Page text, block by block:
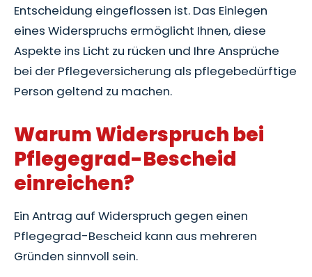
Entscheidung eingeflossen ist. Das Einlegen
eines Widerspruchs ermöglicht Ihnen, diese
Aspekte ins Licht zu rücken und Ihre Ansprüche
bei der Pflegeversicherung als pflegebedürftige
Person geltend zu machen.
Warum Widerspruch bei
Pflegegrad-Bescheid
einreichen?
Ein Antrag auf Widerspruch gegen einen
Pflegegrad-Bescheid kann aus mehreren
Gründen sinnvoll sein.